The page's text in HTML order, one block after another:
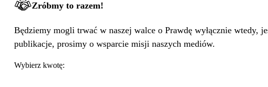
Zróbmy to razem!
Będziemy mogli trwać w naszej walce o Prawdę wyłącznie wtedy,
publikacje, prosimy o wsparcie misji naszych mediów.
Wybierz kwotę: